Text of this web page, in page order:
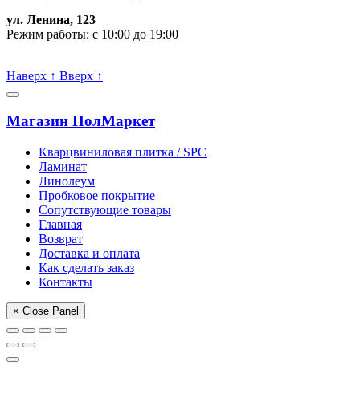
ул. Ленина, 123
Режим работы: с 10:00 до 19:00
Наверх ↑ Вверх ↑
Магазин ПолМаркет
Кварцвиниловая плитка / SPС
Ламинат
Линолеум
Пробковое покрытие
Сопутствующие товары
Главная
Возврат
Доставка и оплата
Как сделать заказ
Контакты
× Close Panel